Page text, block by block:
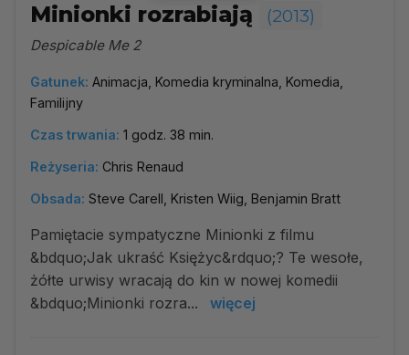
Minionki rozrabiają (2013)
Despicable Me 2
Gatunek: Animacja, Komedia kryminalna, Komedia,
Familijny
Czas trwania: 1 godz. 38 min.
Reżyseria: Chris Renaud
Obsada: Steve Carell, Kristen Wiig, Benjamin Bratt
Pamiętacie sympatyczne Minionki z filmu
&bdquo;Jak ukraść Księżyc&rdquo;? Te wesołe,
żółte urwisy wracają do kin w nowej komedii
&bdquo;Minionki rozra...
więcej